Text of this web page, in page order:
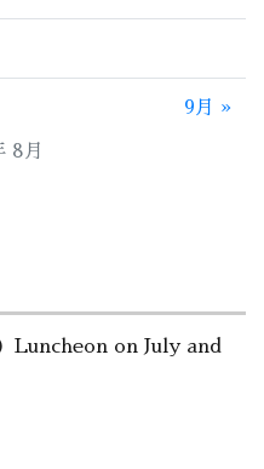
8月
9月 »
Luncheon on July and